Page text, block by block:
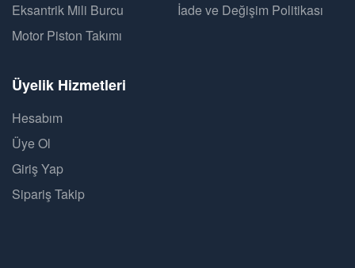
Eksantrik Mili Burcu
Motor Piston Takımı
İade ve Değişim Politikası
Üyelik Hizmetleri
Hesabım
Üye Ol
Giriş Yap
Sipariş Takip